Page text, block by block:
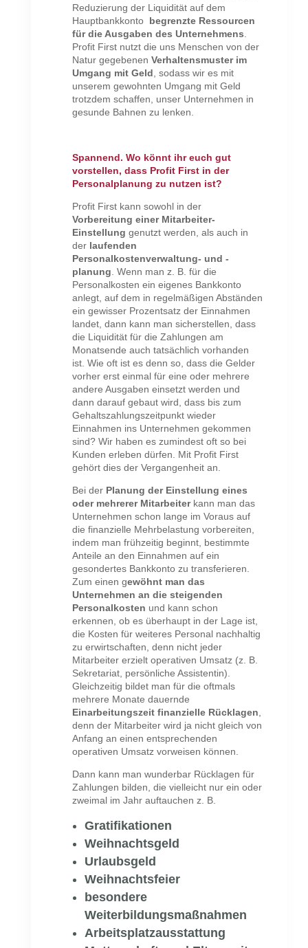
Reduzierung der Liquidität auf dem
Hauptbankkonto begrenzte Ressourcen
für die Ausgaben des Unternehmens.
Profit First nutzt die uns Menschen von der
Natur gegebenen Verhaltensmuster im
Umgang mit Geld, sodass wir es mit
unserem gewohnten Umgang mit Geld
trotzdem schaffen, unser Unternehmen in
gesunde Bahnen zu lenken.
Spannend. Wo könnt ihr euch gut
vorstellen, dass Profit First in der
Personalplanung zu nutzen ist?
Profit First kann sowohl in der
Vorbereitung einer Mitarbeiter-
Einstellung genutzt werden, als auch in
der laufenden
Personalkostenverwaltung- und -
planung. Wenn man z. B. für die
Personalkosten ein eigenes Bankkonto
anlegt, auf dem in regelmäßigen Abständen
ein gewisser Prozentsatz der Einnahmen
landet, dann kann man sicherstellen, dass
die Liquidität für die Zahlungen am
Monatsende auch tatsächlich vorhanden
ist. Wie oft ist es denn so, dass die Gelder
vorher erst einmal für eine oder mehrere
andere Ausgaben einsetzt werden und
dann darauf gebaut wird, dass bis zum
Gehaltszahlungszeitpunkt wieder
Einnahmen ins Unternehmen gekommen
sind? Wir haben es zumindest oft so bei
Kunden erleben dürfen. Mit Profit First
gehört dies der Vergangenheit an.
Bei der Planung der Einstellung eines
oder mehrerer Mitarbeiterkann man das
Unternehmen schon lange im Voraus auf
die finanzielle Mehrbelastung vorbereiten,
indem man frühzeitig beginnt, bestimmte
Anteile an den Einnahmen auf ein
gesondertes Bankkonto zu transferieren.
Zum einen gewöhnt man das
Unternehmen an die steigenden
Personalkosten und kann schon
erkennen, ob es überhaupt in der Lage ist,
die Kosten für weiteres Personal nachhaltig
zu erwirtschaften, denn nicht jeder
Mitarbeiter erzielt operativen Umsatz (z. B.
Sekretariat, persönliche Assistentin).
Gleichzeitig bildet man für die oftmals
mehrere Monate dauernde
Einarbeitungszeit finanzielle Rücklagen,
denn der Mitarbeiter wird ja nicht gleich von
Anfang an einen entsprechenden
operativen Umsatz vorweisen können.
Dann kann man wunderbar Rücklagen für
Zahlungen bilden, die vielleicht nur ein oder
zweimal im Jahr auftauchen z. B.
Gratifikationen
Weihnachtsgeld
Urlaubsgeld
Weihnachtsfeier
besondere
Weiterbildungsmaßnahmen
Arbeitsplatzausstattung